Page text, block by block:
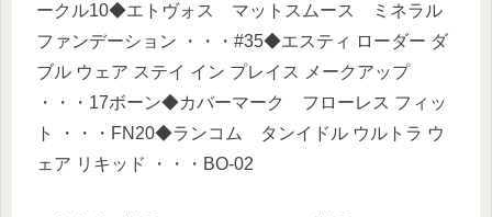
ークル10◆エトヴォス マットスムース ミネラル
ファンデーション ・・・#35◆エスティ ローダー ダ
ブル ウェア ステイ イン プレイス メークアップ
・・・17ボーン◆カバーマーク フローレス フィッ
ト ・・・FN20◆ランコム タンイドル ウルトラ ウ
ェア リキッド ・・・BO-02